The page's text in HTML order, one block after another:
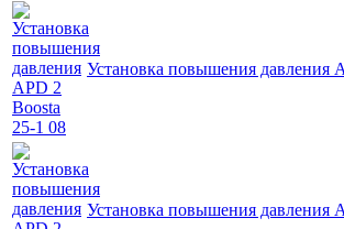
Установка повышения давления
Установка повышения давления